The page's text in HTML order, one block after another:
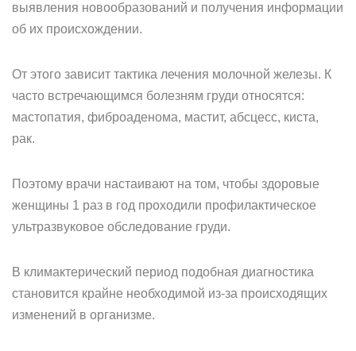
выявления новообразований и получения информации
об их происхождении.
От этого зависит тактика лечения молочной железы. К
часто встречающимся болезням груди относятся:
мастопатия, фиброаденома, мастит, абсцесс, киста,
рак.
Поэтому врачи настаивают на том, чтобы здоровые
женщины 1 раз в год проходили профилактическое
ультразвуковое обследование груди.
В климактерический период подобная диагностика
становится крайне необходимой из-за происходящих
изменений в организме.